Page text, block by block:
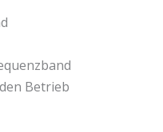
Betrieb